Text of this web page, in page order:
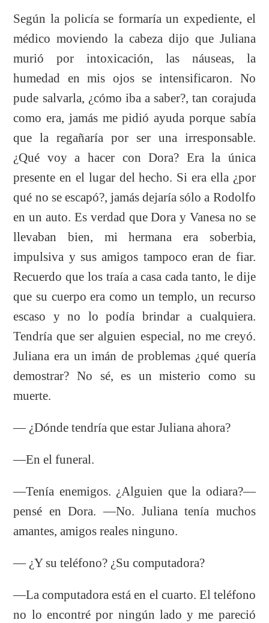
Según la policía se formaría un expediente, el
médico moviendo la cabeza dijo que Juliana
murió por intoxicación, las náuseas, la
humedad en mis ojos se intensificaron. No
pude salvarla, ¿cómo iba a saber?, tan corajuda
como era, jamás me pidió ayuda porque sabía
que la regañaría por ser una irresponsable.
¿Qué voy a hacer con Dora? Era la única
presente en el lugar del hecho. Si era ella ¿por
qué no se escapó?, jamás dejaría sólo a Rodolfo
en un auto. Es verdad que Dora y Vanesa no se
llevaban bien, mi hermana era soberbia,
impulsiva y sus amigos tampoco eran de fiar.
Recuerdo que los traía a casa cada tanto, le dije
que su cuerpo era como un templo, un recurso
escaso y no lo podía brindar a cualquiera.
Tendría que ser alguien especial, no me creyó.
Juliana era un imán de problemas ¿qué quería
demostrar? No sé, es un misterio como su
muerte.
— ¿Dónde tendría que estar Juliana ahora?
—En el funeral.
—Tenía enemigos. ¿Alguien que la odiara?—
pensé en Dora. —No. Juliana tenía muchos
amantes, amigos reales ninguno.
— ¿Y su teléfono? ¿Su computadora?
—La computadora está en el cuarto. El teléfono
no lo encontré por ningún lado y me pareció